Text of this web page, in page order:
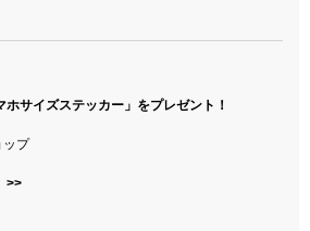
サイズステッカー」をプレゼント！
ップ
>>